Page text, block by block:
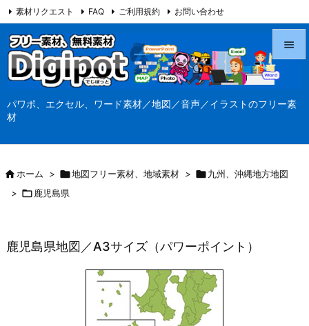
パワポ、エクセル、ワード素材／地図／音声／イラストのフリー素
材




素材リクエスト FAQ ご利用規約 お問い合わせ
当サイト（Digipot.net）について
ホーム > 地図フリー素材、地域素材 > 九州、沖縄地方地図
>  鹿児島県
鹿児島県地図／A3サイズ（パワーポイント）